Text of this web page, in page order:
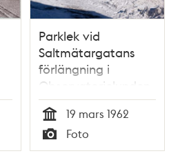
Parklek vid
Saltmätargatans
förlängning i
Observatorielunden
Tid
19 mars 1962
Typ
Foto